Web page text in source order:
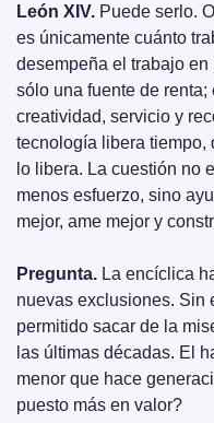
León XIV. Puede serlo.
es únicamente cuánto
desempeña el trabajo
sólo una fuente de
creatividad, servicio y
tecnología libera tiempo,
lo libera. La cuestión no
menos esfuerzo, sino
mejor, ame mejor y
Pregunta. La encíclica
nuevas exclusiones. Sin
permitido sacar de la
las últimas décadas. El
menor que hace
puesto más en valor?